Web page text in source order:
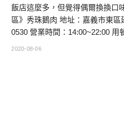
飯店這麼多，但覺得偶爾換換口
區》秀珠鵝肉 地址：嘉義市東區
0530 營業時間：14:00~22:00
2020-08-06